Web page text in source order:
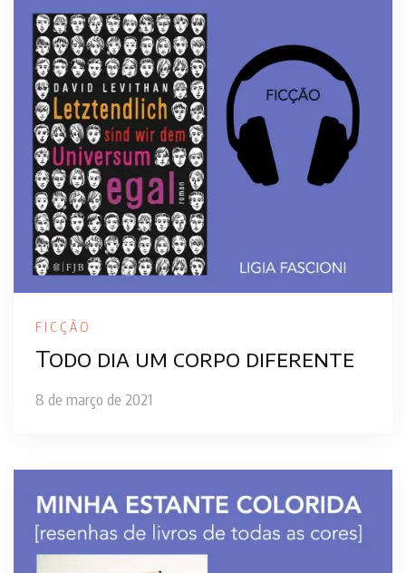
FICÇÃO
Todo dia um corpo diferente
8 de março de 2021